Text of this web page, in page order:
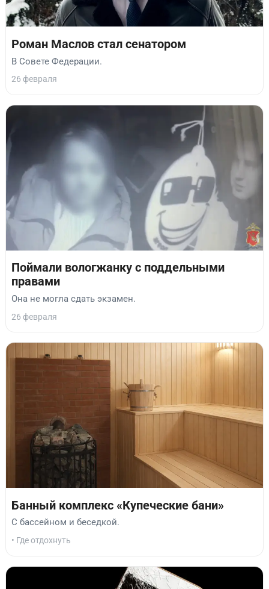
Роман Маслов стал сенатором
В Совете Федерации.
26 февраля
Поймали вологжанку с поддельными
правами
Она не могла сдать экзамен.
26 февраля
Банный комплекс «Купеческие бани»
С бассейном и беседкой.
• Где отдохнуть